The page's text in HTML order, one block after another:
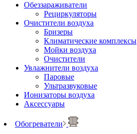
Обеззараживатели
Рециркуляторы
Очистители воздуха
Бризеры
Климатические комплексы
Мойки воздуха
Очистители
Увлажнители воздуха
Паровые
Ультразвуковые
Ионизаторы воздуха
Аксессуары
Обогреватели